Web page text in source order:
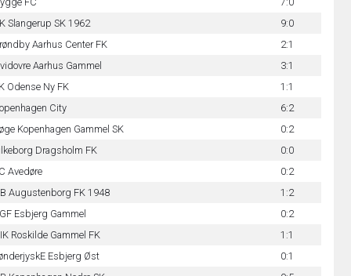
Slangerup SK 1962
9:0
Aarhus Center FK
2:1
Aarhus Gammel
3:1
Odense Ny FK
1:1
City
6:2
Kopenhagen Gammel SK
0:2
Dragsholm FK
0:0
Avedøre
0:2
Augustenborg FK 1948
1:2
Esbjerg Gammel
0:2
Roskilde Gammel FK
1:1
Esbjerg Øst
0:1